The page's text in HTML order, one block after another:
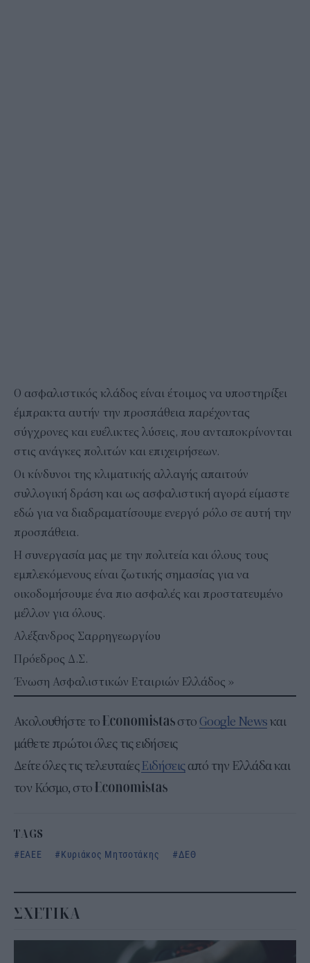
Ο ασφαλιστικός κλάδος είναι έτοιμος να υποστηρίξει
έμπρακτα αυτήν την προσπάθεια παρέχοντας
σύγχρονες και ευέλικτες λύσεις, που ανταποκρίνονται
στις ανάγκες πολιτών και επιχειρήσεων.
Οι κίνδυνοι της κλιματικής αλλαγής απαιτούν
συλλογική δράση και ως ασφαλιστική αγορά είμαστε
εδώ για να διαδραματίσουμε ενεργό ρόλο σε αυτή την
προσπάθεια.
Η συνεργασία μας με την πολιτεία και όλους τους
εμπλεκόμενους είναι ζωτικής σημασίας για να
οικοδομήσουμε ένα πιο ασφαλές και προστατευμένο
μέλλον για όλους.
Αλέξανδρος Σαρρηγεωργίου
Πρόεδρος Δ.Σ.
Ένωση Ασφαλιστικών Εταιριών Ελλάδος »
Ακολουθήστε το στο Google Newsκαι
μάθετε πρώτοι όλες τις ειδήσεις
Δείτε όλες τις τελευταίεςΕιδήσειςαπό την Ελλάδα και
τον Κόσμο, στο
TAGS
ΕΑΕΕ
Κυριάκος Μητσοτάκης ΔΕΘ
ΣΧΕΤΙΚΑ